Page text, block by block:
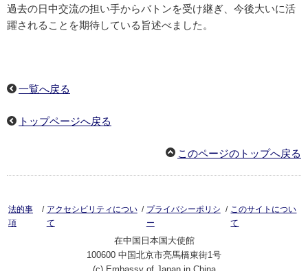
過去の日中交流の担い手からバトンを受け継ぎ、今後大いに活
躍されることを期待している旨述べました。
一覧へ戻る
トップページへ戻る
このページのトップへ戻る
法的事
項
/ アクセシビリティについ
て
/ プライバシーポリシ
ー
/ このサイトについ
て
在中国日本国大使館
100600 中国北京市亮馬橋東街1号